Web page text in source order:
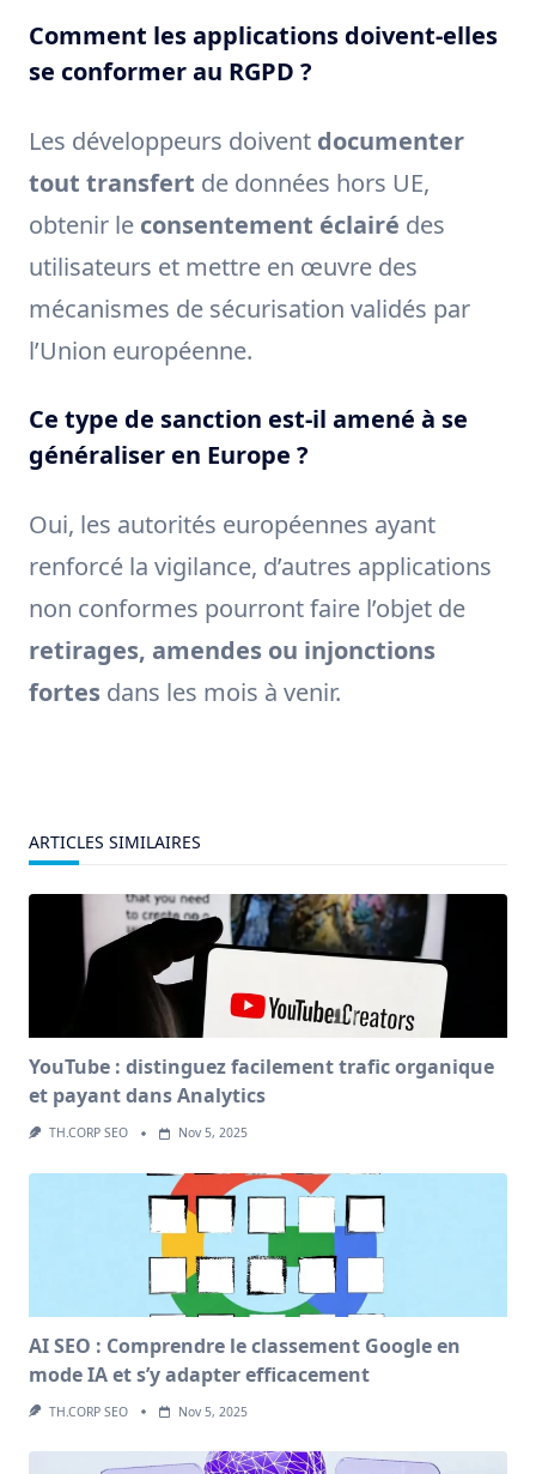
Comment les applications doivent-elles
se conformer au RGPD ?
Les développeurs doivent documenter
tout transfert de données hors UE,
obtenir le consentement éclairé des
utilisateurs et mettre en œuvre des
mécanismes de sécurisation validés par
l’Union européenne.
Ce type de sanction est-il amené à se
généraliser en Europe ?
Oui, les autorités européennes ayant
renforcé la vigilance, d’autres applications
non conformes pourront faire l’objet de
retirages, amendes ou injonctions
fortes dans les mois à venir.
ARTICLES SIMILAIRES
YouTube : distinguez facilement trafic organique
et payant dans Analytics
TH.CORP SEO Nov 5, 2025
AI SEO : Comprendre le classement Google en
mode IA et s’y adapter efficacement
TH.CORP SEO Nov 5, 2025